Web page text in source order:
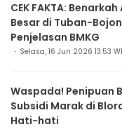
CEK FAKTA:
Besar di Tuban-
Penjelasan BMKG
Selasa, 16 Jun 2026 13:53
Waspada! Penipuan
Subsidi Marak di
Hati-hati